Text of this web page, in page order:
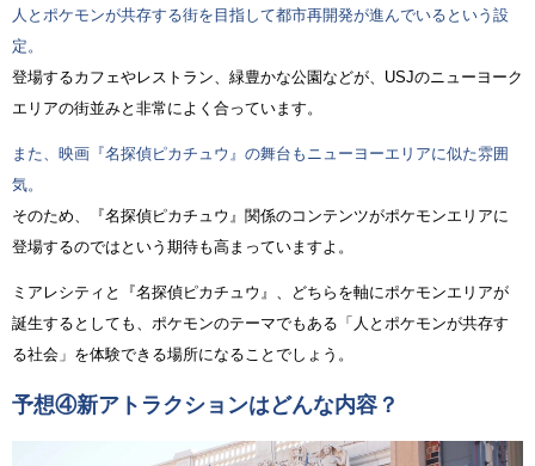
人とポケモンが共存する街を目指して都市再開発が進んでいるという設
定。
登場するカフェやレストラン、緑豊かな公園などが、USJのニューヨーク
エリアの街並みと非常によく合っています。
また、映画『名探偵ピカチュウ』の舞台もニューヨーエリアに似た雰囲
気。
そのため、『名探偵ピカチュウ』関係のコンテンツがポケモンエリアに
登場するのではという期待も高まっていますよ。
ミアレシティと『名探偵ピカチュウ』、どちらを軸にポケモンエリアが
誕生するとしても、ポケモンのテーマでもある「人とポケモンが共存す
る社会」を体験できる場所になることでしょう。
予想④新アトラクションはどんな内容？